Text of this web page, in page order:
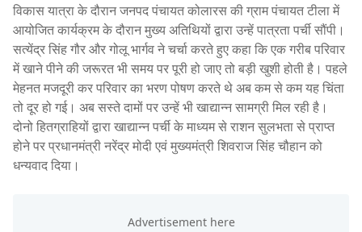
विकास यात्रा के दौरान जनपद पंचायत कोलारस की ग्राम पंचायत टीला में
आयोजित कार्यक्रम के दौरान मुख्य अतिथियों द्वारा उन्हें पात्रता पर्ची सौंपी।
सत्येंद्र सिंह गौर और गोलू भार्गव ने चर्चा करते हुए कहा कि एक गरीब परिवार
में खाने पीने की जरूरत भी समय पर पूरी हो जाए तो बड़ी खुशी होती है। पहले
मेहनत मजदूरी कर परिवार का भरण पोषण करते थे अब कम से कम यह चिंता
तो दूर हो गई। अब सस्ते दामों पर उन्हें भी खाद्यान्न सामग्री मिल रही है।
दोनो हितग्राहियों द्वारा खाद्यान्न पर्ची के माध्यम से राशन सुलभता से प्राप्त
होने पर प्रधानमंत्री नरेंद्र मोदी एवं मुख्यमंत्री शिवराज सिंह चौहान को
धन्यवाद दिया।